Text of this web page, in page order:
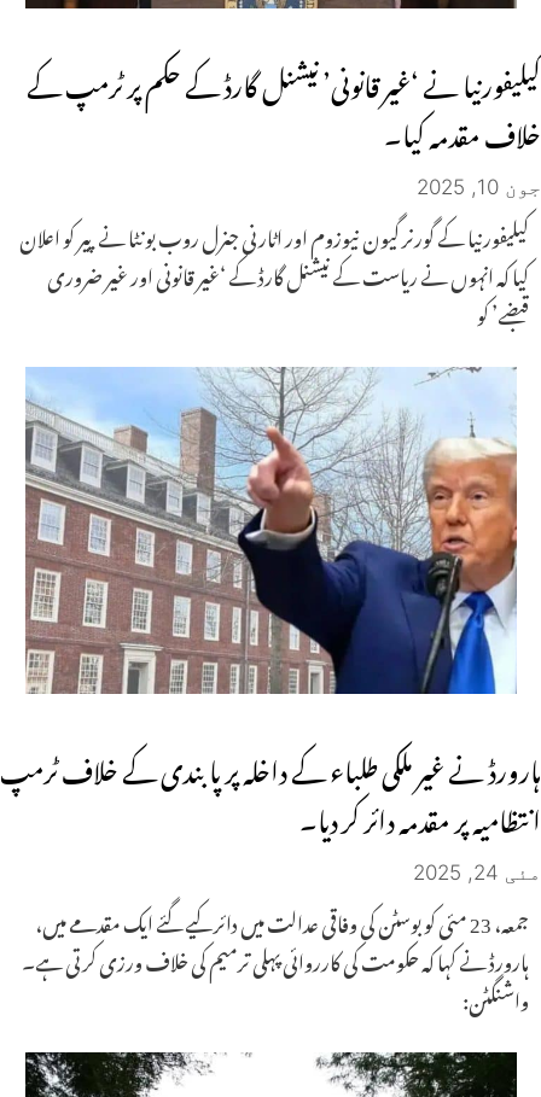
کیلیفورنیا نے ‘غیر قانونی’ نیشنل گارڈ کے حکم پر ٹرمپ کے
خلاف مقدمہ کیا۔
جون 10, 2025
کیلیفورنیا کے گورنر گیون نیوزوم اور اٹارنی جنرل روب بونٹا نے پیر کو اعلان
کیا کہ انہوں نے ریاست کے نیشنل گارڈ کے ‘غیر قانونی اور غیر ضروری
قبضے’ کو
ہارورڈ نے غیر ملکی طلباء کے داخلہ پر پابندی کے خلاف ٹرمپ
انتظامیہ پر مقدمہ دائر کر دیا۔
مئی 24, 2025
جمعہ، 23 مئی کو بوسٹن کی وفاقی عدالت میں دائر کیے گئے ایک مقدمے میں،
ہارورڈ نے کہا کہ حکومت کی کارروائی پہلی ترمیم کی خلاف ورزی کرتی ہے۔
واشنگٹن: